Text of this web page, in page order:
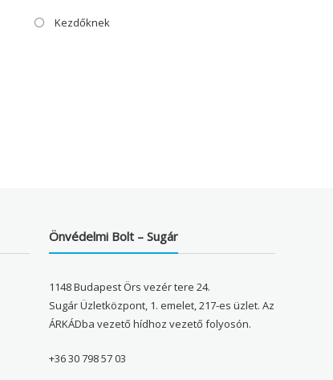
Kezdőknek
Önvédelmi Bolt – Sugár
1148 Budapest Örs vezér tere 24.
Sugár Üzletközpont, 1. emelet, 217-es üzlet. Az
ÁRKÁDba vezető hídhoz vezető folyosón.
+36 30 798 57 03